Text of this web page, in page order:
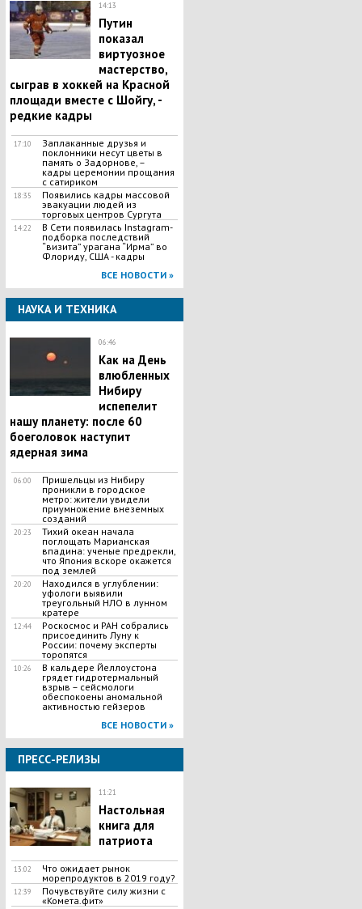
14:13
Путин
показал
виртуозное
мастерство,
сыграв в хоккей на Красной
площади вместе с Шойгу, -
редкие кадры
17:10
Заплаканные друзья и
поклонники несут цветы в
память о Задорнове, –
кадры церемонии прощания
с сатириком
18:35
Появились кадры массовой
эвакуации людей из
торговых центров Сургута
14:22
В Сети появилась Іnstagram-
подборка последствий
“визита” урагана “Ирма” во
Флориду, США - кадры
ВСЕ НОВОСТИ »
НАУКА И ТЕХНИКА
06:46
Как на День
влюбленных
Нибиру
испепелит
нашу планету: после 60
боеголовок наступит
ядерная зима
06:00
Пришельцы из Нибиру
проникли в городское
метро: жители увидели
приумножение внеземных
созданий
20:23
Тихий океан начала
поглощать Марианская
впадина: ученые предрекли,
что Япония вскоре окажется
под землей
20:20
Находился в углублении:
уфологи выявили
треугольный НЛО в лунном
кратере
12:44
Роскосмос и РАН собрались
присоединить Луну к
России: почему эксперты
торопятся
10:26
В кальдере Йеллоустона
грядет гидротермальный
взрыв – сейсмологи
обеспокоены аномальной
активностью гейзеров
ВСЕ НОВОСТИ »
ПРЕСС-РЕЛИЗЫ
11:21
Настольная
книга для
патриота
13:02
Что ожидает рынок
морепродуктов в 2019 году?
12:39
Почувствуйте силу жизни с
«Комета.фит»